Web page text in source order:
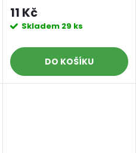
11 Kč
Skladem 29 ks
DO KOŠÍKU